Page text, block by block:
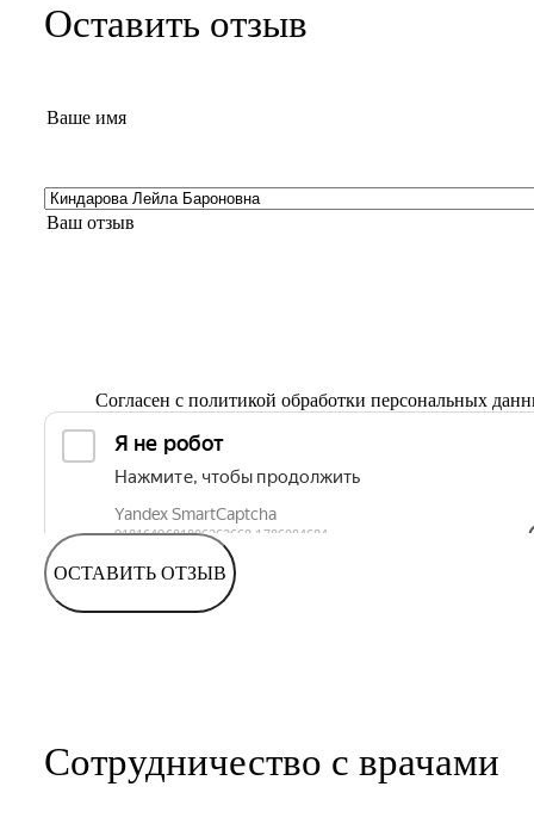
Оставить отзыв
Согласен с политикой обработки персональных
ОСТАВИТЬ ОТЗЫВ
Сотрудничество с врачами